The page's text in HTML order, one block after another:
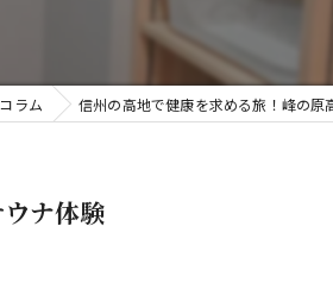
コラム 信州の高地で健康を求める旅！峰の
ナ体験